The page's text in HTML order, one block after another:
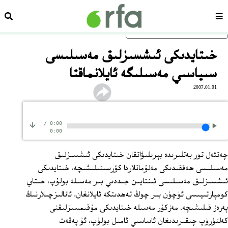
ئاساسلىق مەزمۇنغا ئاتلاڭسەھىپە
خىتايدىكى ئىشسىزلىق مەسىلىسى
سىياسىي مەسىلىگە ئايلانماقتا
2007.01.01
0:00
/
0:00
چەتئەل تور بەتلىرىدە بېرىلىۋاتقان خىتايدىكى ئىشسىزلىق
مەسىلىسى ھەققىدىكى مەلۇماتلاردا كۆرسىتىلىشىچە، خىتايدىكى
ئىشسىزلىق مەسىلىسى ئىنتايىن جىددىي بىر مەسىلە بولۇپ، خىتاي
كومپارتىيىسى ئۈچۈن بىر چوڭ تەھدىتكە ئايلانغان. ئانالىزچىلارنىڭ
پەرەز قىلىشىچە، مەزكۇر مەسىلە خىتايدىكى مۇقىمسىزلىقنى
كەلتۈرۈپ چىقىرىدىغان ئاساسىي ئامىل بولۇپ، ئۇ پەقەت